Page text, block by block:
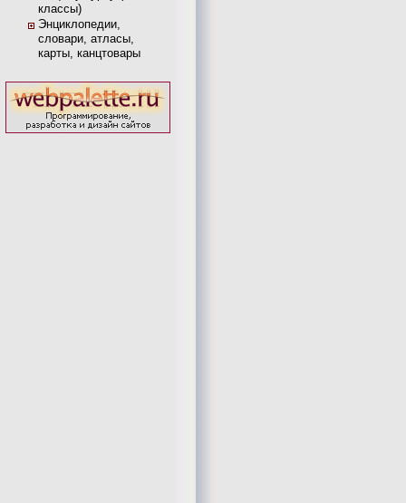
классы)
Энциклопедии,
словари, атласы,
карты, канцтовары